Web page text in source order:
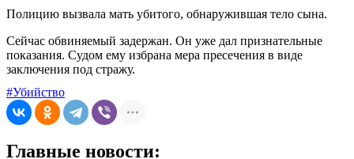
Полицию вызвала мать убитого, обнаружившая тело сына.
Сейчас обвиняемый задержан. Он уже дал признательные
показания. Судом ему избрана мера пресечения в виде
заключения под стражу.
#Убийство
Главные новости: